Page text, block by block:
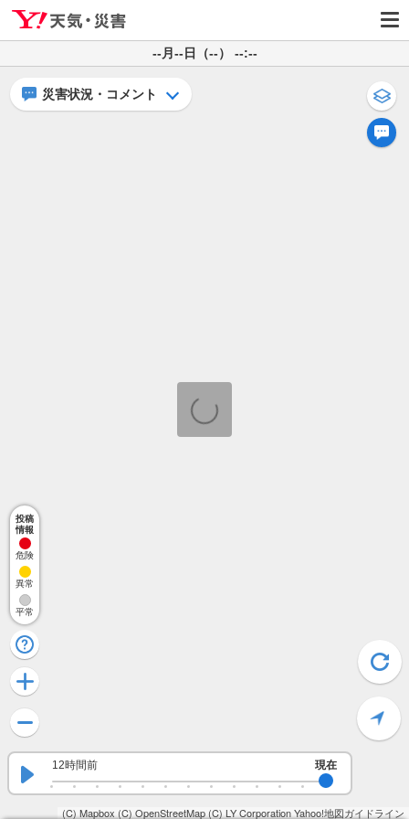
--月--日（--） --:--
(C) Mapbox (C) OpenStreetMap(C) LY CorporationYahoo!地図ガイドライン
災害状況・コメント
12時間前 現在
投稿
情報
危険
異常
平常